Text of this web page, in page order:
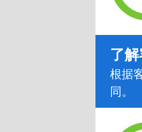
了
根据
同。